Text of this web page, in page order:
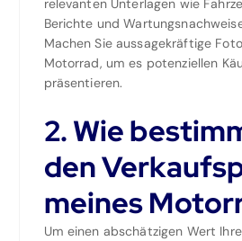
relevanten Unterlagen wie
Berichte und
Machen Sie aussagekräftige
Motorrad, um es potenziellen
präsentieren.
2. Wie
den
meines
Um einen abschätzigen Wert